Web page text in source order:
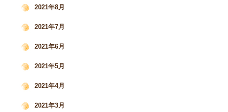
2021年8月
2021年7月
2021年6月
2021年5月
2021年4月
2021年3月